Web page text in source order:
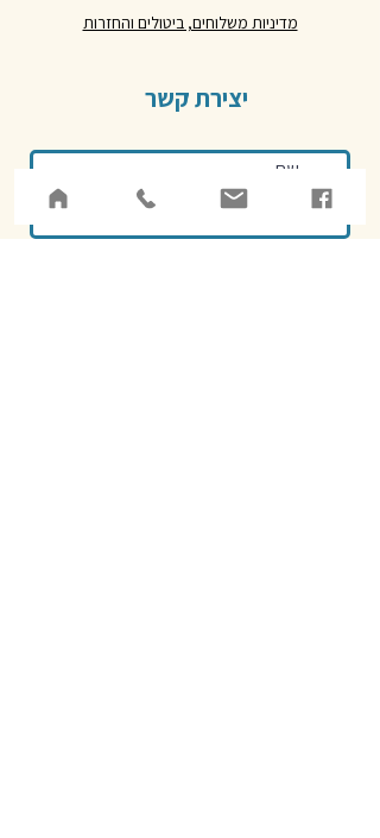
מדיניות משלוחים, ביטולים והחזרות
יצירת קשר